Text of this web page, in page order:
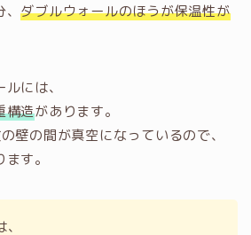
、ダブルウォールのほうが保温性が
には、
構造があります。
壁の間が真空になっているので、
す。